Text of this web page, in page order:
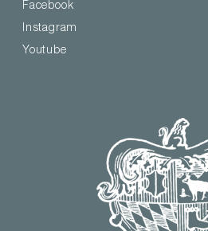
Facebook
Instagram
Youtube